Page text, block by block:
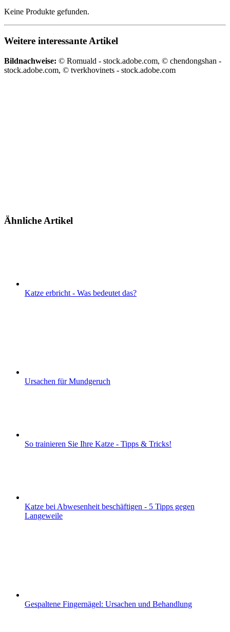
Keine Produkte gefunden.
Weitere interessante Artikel
Bildnachweise: © Romuald - stock.adobe.com, © chendongshan -
stock.adobe.com, © tverkhovinets - stock.adobe.com
Ähnliche Artikel
Katze erbricht - Was bedeutet das?
Ursachen für Mundgeruch
So trainieren Sie Ihre Katze - Tipps & Tricks!
Katze bei Abwesenheit beschäftigen - 5 Tipps gegen
Langeweile
Gespaltene Fingernägel: Ursachen und Behandlung